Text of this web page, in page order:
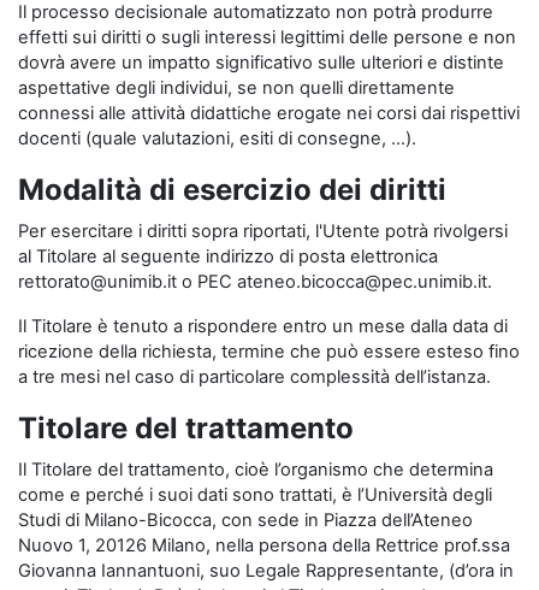
Il processo decisionale automatizzato non potrà produrre
effetti sui diritti o sugli interessi legittimi delle persone e non
dovrà avere un impatto significativo sulle ulteriori e distinte
aspettative degli individui, se non quelli direttamente
connessi alle attività didattiche erogate nei corsi dai rispettivi
docenti (quale valutazioni, esiti di consegne, …).
Modalità di esercizio dei diritti
Per esercitare i diritti sopra riportati, l'Utente potrà rivolgersi
al Titolare al seguente indirizzo di posta elettronica
rettorato@unimib.it o PEC ateneo.bicocca@pec.unimib.it.
Il Titolare è tenuto a rispondere entro un mese dalla data di
ricezione della richiesta, termine che può essere esteso fino
a tre mesi nel caso di particolare complessità dell’istanza.
Titolare del trattamento
Il Titolare del trattamento, cioè l’organismo che determina
come e perché i suoi dati sono trattati, è l’Università degli
Studi di Milano-Bicocca, con sede in Piazza dell’Ateneo
Nuovo 1, 20126 Milano, nella persona della Rettrice prof.ssa
Giovanna Iannantuoni, suo Legale Rappresentante, (d’ora in